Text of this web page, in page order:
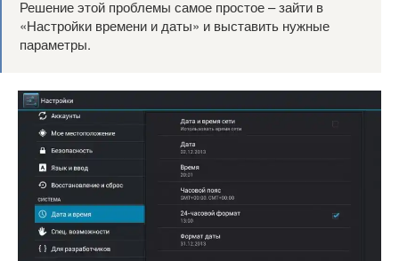
Решение этой проблемы самое простое – зайти в
«Настройки времени и даты» и выставить нужные
параметры.